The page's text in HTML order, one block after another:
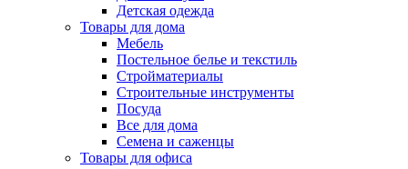
Детская одежда
Товары для дома
Мебель
Постельное белье и текстиль
Стройматериалы
Строительные инструменты
Посуда
Все для дома
Семена и саженцы
Товары для офиса